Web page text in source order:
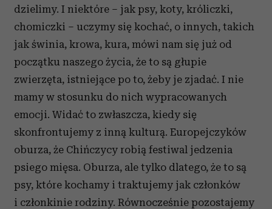
dzielimy. I niektóre – jak psy, koty, króliczki,
chomiczki – uczymy się kochać, o innych, takich
jak świnia, krowa, kura, mówi nam się już od
początku naszego życia, że to są głupie
zwierzęta, istniejące po to, żeby je zjadać. I nie
mamy w stosunku do nich wypracowanych
emocji. Widać to zwłaszcza, kiedy się
skonfrontujemy z inną kulturą. Europejczyków
oburza, że Chińczycy robią festiwal jedzenia
psiego mięsa. Oburza, ale tylko dlatego, że to są
psy, które kochamy i traktujemy jak członków
i członkinie rodziny. Równocześnie pozostajemy